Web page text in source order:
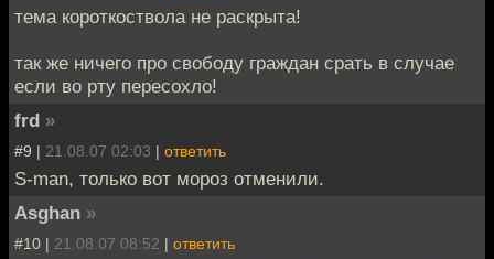
тема короткоствола не раскрыта!
так же ничего про свободу граждан срать в случае
если во рту пересохло!
frd »
#9 | 21.08.07 02:03 | ответить
S-man, только вот мороз отменили.
Asghan »
#10 | 21.08.07 08:52 | ответить